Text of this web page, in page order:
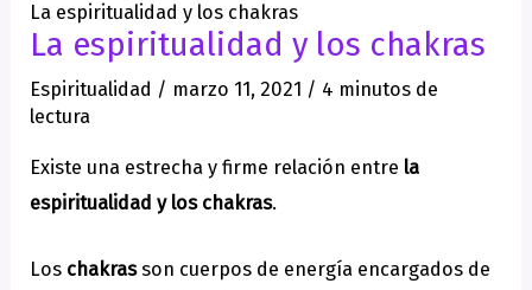
La espiritualidad y los chakras
La espiritualidad y los chakras
Espiritualidad / marzo 11, 2021 / 4 minutos de
lectura
Existe una estrecha y firme relación entre la
espiritualidad y los chakras.
Los chakrasson cuerpos de energía encargados de